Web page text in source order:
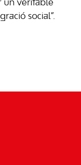
un veritable
social”.